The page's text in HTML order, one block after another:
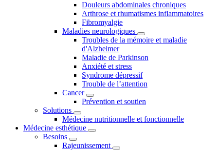
Douleurs abdominales chroniques
Arthrose et rhumatismes inflammatoires
Fibromyalgie
Maladies neurologiques
Troubles de la mémoire et maladie
d'Alzheimer
Maladie de Parkinson
Anxiété et stress
Syndrome dépressif
Trouble de l’attention
Cancer
Prévention et soutien
Solutions
Médecine nutritionnelle et fonctionnelle
Médecine esthétique
Besoins
Rajeunissement